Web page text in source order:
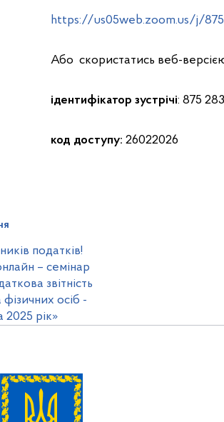
https://us05web.zoom.us/j/
Або скористатись веб-
ідентифікатор зустрічі: 875
код доступу: 26022026
податків!
– семінар
звітність
осіб -
2025 рік»